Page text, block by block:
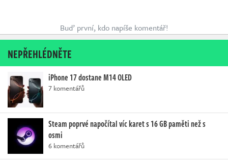
Buď první, kdo napíše komentář!
NEPŘEHLÉDNĚTE
iPhone 17 dostane M14 OLED
7 komentářů
Steam poprvé napočítal víc karet s 16 GB paměti než s
osmi
6 komentářů